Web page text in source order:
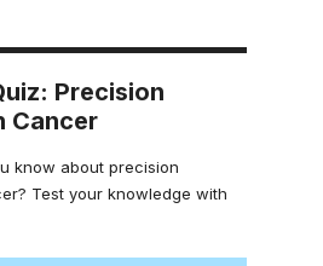
Precision
Cancer
know about precision
Test your knowledge with